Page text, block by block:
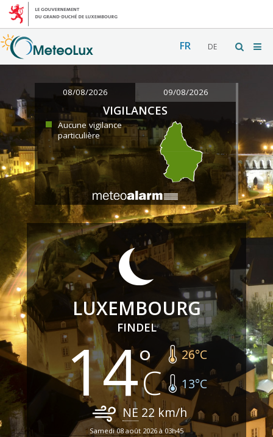
FR DE
08/08/2026 09/08/2026
VIGILANCES
Aucune vigilance
particulière
LUXEMBOURG
FINDEL
14 26°C
13°C
NE 22 km/h
Samedi 08 août 2026 à 03h45